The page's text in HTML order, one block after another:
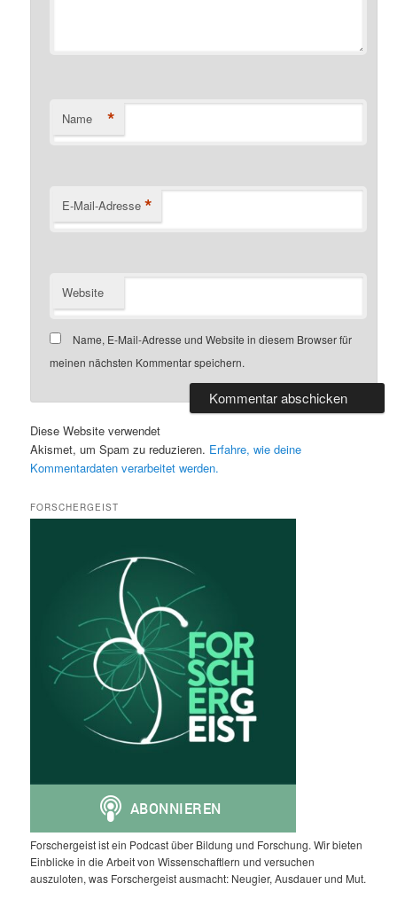
Name *
E-Mail-Adresse *
Website
Name, E-Mail-Adresse und Website in diesem Browser für
meinen nächsten Kommentar speichern.
Diese Website verwendet
Akismet, um Spam zu reduzieren. Erfahre, wie deine
Kommentardaten verarbeitet werden.
FORSCHERGEIST
Forschergeist ist ein Podcast über Bildung und Forschung. Wir bieten
Einblicke in die Arbeit von Wissenschaftlern und versuchen
auszuloten, was Forschergeist ausmacht: Neugier, Ausdauer und Mut.